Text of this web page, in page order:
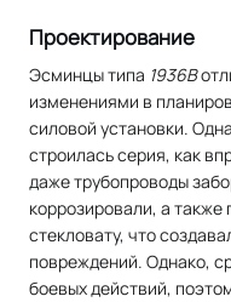
Проектирование
Эсминцы типа 1936B
изменениями в
силовой установки.
строилась серия, как
даже трубопроводы
коррозировали, а
стекловату, что
повреждений. Однако,
боевых действий,